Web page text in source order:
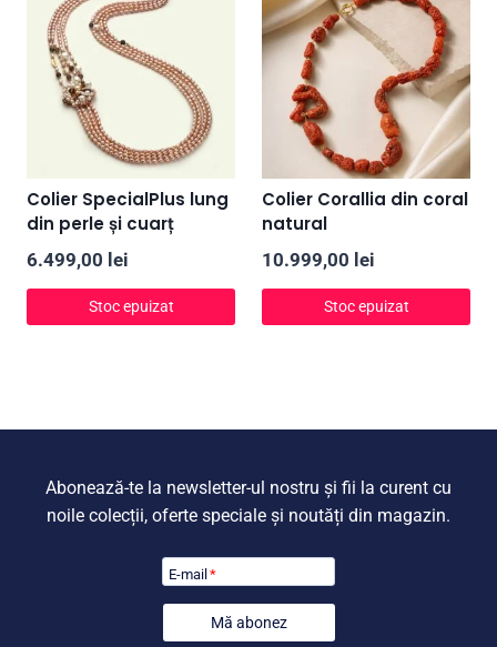
Colier SpecialPlus lung
din perle și cuarț
6.499,00 lei
Stoc epuizat
Colier Corallia din coral
natural
10.999,00 lei
Stoc epuizat
Abonează-te la newsletter-ul nostru și fii la curent cu
noile colecții, oferte speciale și noutăți din magazin.
E-mail *
Mă abonez